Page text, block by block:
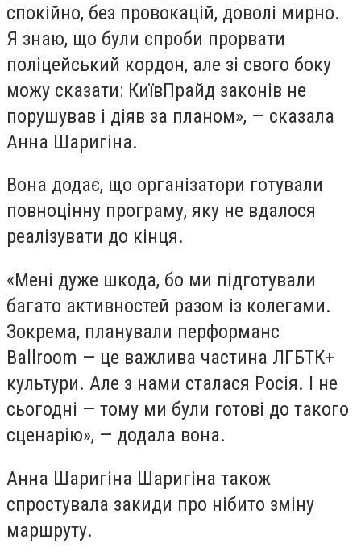
спокійно, без провокацій, доволі мирно.
Я знаю, що були спроби прорвати
поліцейський кордон, але зі свого боку
можу сказати: КиївПрайд законів не
порушував і діяв за планом», — сказала
Анна Шаригіна.
Вона додає, що організатори готували
повноцінну програму, яку не вдалося
реалізувати до кінця.
«Мені дуже шкода, бо ми підготували
багато активностей разом із колегами.
Зокрема, планували перформанс
Ballroom — це важлива частина ЛГБТК+
культури. Але з нами сталася Росія. І не
сьогодні — тому ми були готові до такого
сценарію», — додала вона.
Анна Шаригіна Шаригіна також
спростувала закиди про нібито зміну
маршруту.